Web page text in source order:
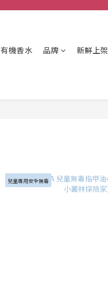
有機香水 品牌 新鮮上架
兒童專用安全無毒